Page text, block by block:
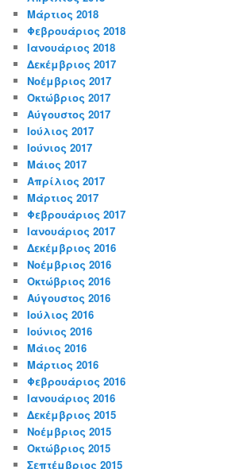
Μάρτιος 2018
Φεβρουάριος 2018
Ιανουάριος 2018
Δεκέμβριος 2017
Νοέμβριος 2017
Οκτώβριος 2017
Αύγουστος 2017
Ιούλιος 2017
Ιούνιος 2017
Μάιος 2017
Απρίλιος 2017
Μάρτιος 2017
Φεβρουάριος 2017
Ιανουάριος 2017
Δεκέμβριος 2016
Νοέμβριος 2016
Οκτώβριος 2016
Αύγουστος 2016
Ιούλιος 2016
Ιούνιος 2016
Μάιος 2016
Μάρτιος 2016
Φεβρουάριος 2016
Ιανουάριος 2016
Δεκέμβριος 2015
Νοέμβριος 2015
Οκτώβριος 2015
Σεπτέμβριος 2015